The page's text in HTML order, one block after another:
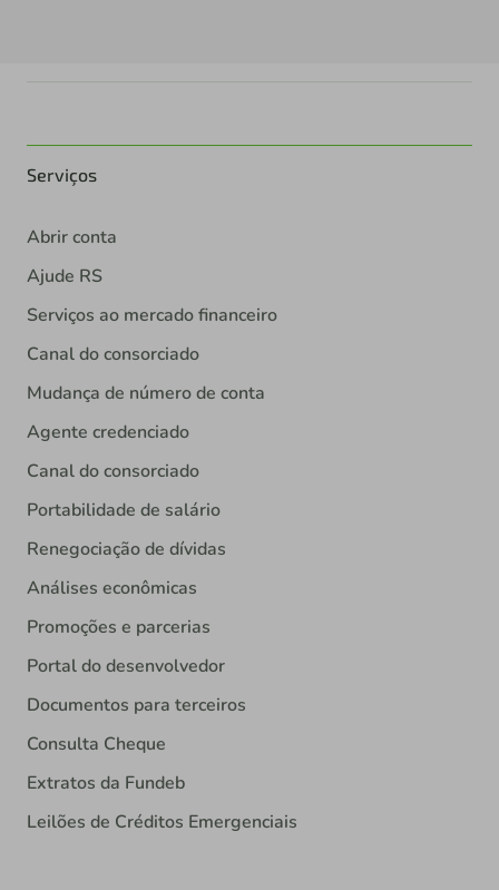
Serviços
Abrir conta
Ajude RS
Serviços ao mercado financeiro
Canal do consorciado
Mudança de número de conta
Agente credenciado
Canal do consorciado
Portabilidade de salário
Renegociação de dívidas
Análises econômicas
Promoções e parcerias
Portal do desenvolvedor
Documentos para terceiros
Consulta Cheque
Extratos da Fundeb
Leilões de Créditos Emergenciais